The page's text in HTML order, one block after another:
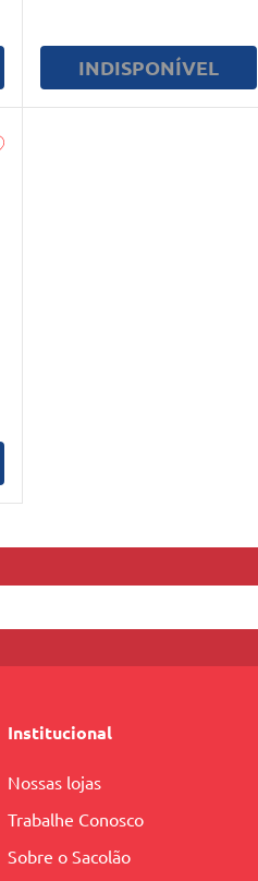
INDISPONÍVEL
Institucional
Nossas lojas
Trabalhe Conosco
Sobre o Sacolão